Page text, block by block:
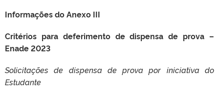
Informações do Anexo III
Critérios para deferimento de dispensa de prova –
Enade 2023
Solicitações de dispensa de prova por iniciativa do
Estudante